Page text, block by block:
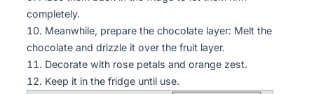
completely.
Meanwhile, prepare the chocolate layer: Melt the
chocolate and drizzle it over the fruit layer.
Decorate with rose petals and orange zest.
Keep it in the fridge until use.